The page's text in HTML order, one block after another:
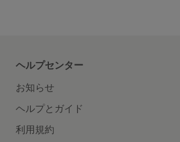
ヘルプセンター
お知らせ
ヘルプとガイド
利用規約